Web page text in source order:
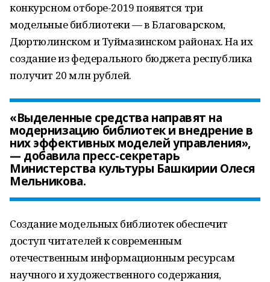
конкурсном отборе-2019 появятся три
модельные библиотеки — в Благоварском,
Дюртюлинском и Туймазинском районах. На их
создание из федерального бюджета республика
получит 20 млн рублей.
«Выделенные средства направят на
модернизацию библиотек и внедрение в
них эффективных моделей управления»,
— добавила пресс-секретарь
Министерства культуры Башкирии Олеся
Мельникова.
Создание модельных библиотек обеспечит
доступ читателей к современным
отечественным информационным ресурсам
научного и художественного содержания,